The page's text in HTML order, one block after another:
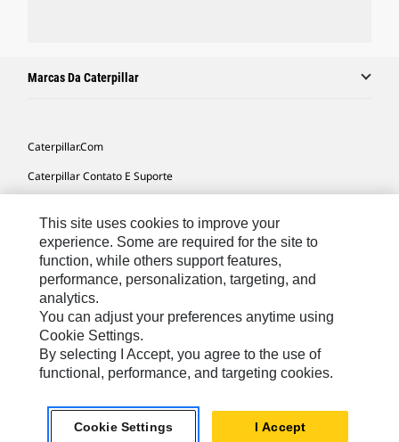
Marcas Da Caterpillar
Caterpillar.com
Caterpillar Contato E Suporte
Mapa Do Local
Cookie Settings
Legal
Privacidade
Portuguese
reservados.
This site uses cookies to improve your
experience. Some are required for the site to
function, while others support features,
performance, personalization, targeting, and
analytics.
You can adjust your preferences anytime using
Cookie Settings.
By selecting I Accept, you agree to the use of
functional, performance, and targeting cookies.
Cookie Settings I Accept